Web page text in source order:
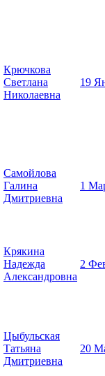
Крючкова
Светлана
Николаевна
19
Самойлова
Галина
Дмитриевна
1
Крякина
Надежда
Александровна
2
Цыбульская
Татьяна
Дмитриевна
20